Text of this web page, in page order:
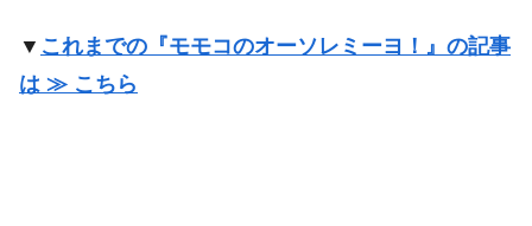
▼ これまでの『モモコのオーソレミーヨ！』の記事
は ≫ こちら